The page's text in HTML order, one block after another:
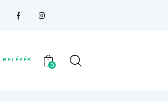
BELÉPÉS
0